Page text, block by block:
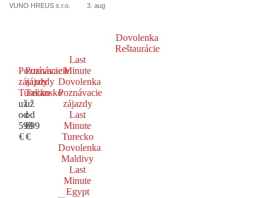
VUNO HREUS s.r.o. 3. aug
Dovolenka
Reštaurácie
Poznávacie
zájazdy
Turecko
už
od
599
€
Poznávacie
zájazdy
Taliansko
už
od
699
€
Last
Minute
Dovolenka
Poznávacie
zájazdy
Last
Minute
Turecko
Dovolenka
Maldivy
Last
Minute
Egypt